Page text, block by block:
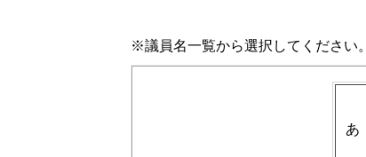
※議員名一覧から選択してください。
あ